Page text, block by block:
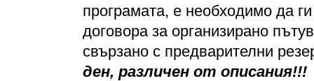
програмата, е необходимо да
договора за организирано
свързано с предварителни
ден, различен от описания!!!